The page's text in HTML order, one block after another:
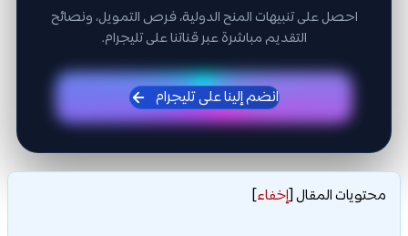
احصل على تنبيهات المنح الدولية، فرص التمويل، ونصائح
التقديم مباشرة عبر قناتنا على تليجرام.
انضم إلينا على تليجرام
محتويات المقال[إخفاء]